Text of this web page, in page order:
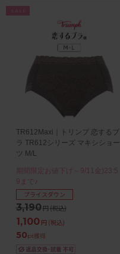
SALE
TR612Maxi｜トリンプ 恋するブ
ラ TR612シリーズ マキシショー
ツ M/L
期間限定お値下げ～9/11金)23:5
9まで♪
3,190円(税込)
プライスダウン
1,100 円 (税込)
50pt獲得